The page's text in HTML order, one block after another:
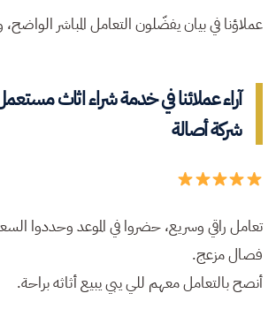
عملاؤنا في بيان يفضّلون التعامل المباشر
آراء عملائنا في خدمة شراء اثاث
شركة أصالة
تعامل راقي وسريع، حضروا في الموعد وحددوا
فصال مزعج.
أنصح بالتعامل معهم للي يبي يبيع أثاثه براحة.